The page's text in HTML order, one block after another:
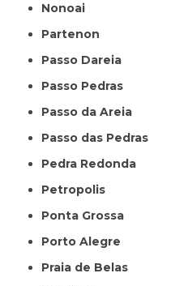
Nonoai
Partenon
Passo Dareia
Passo Pedras
Passo da Areia
Passo das Pedras
Pedra Redonda
Petropolis
Ponta Grossa
Porto Alegre
Praia de Belas